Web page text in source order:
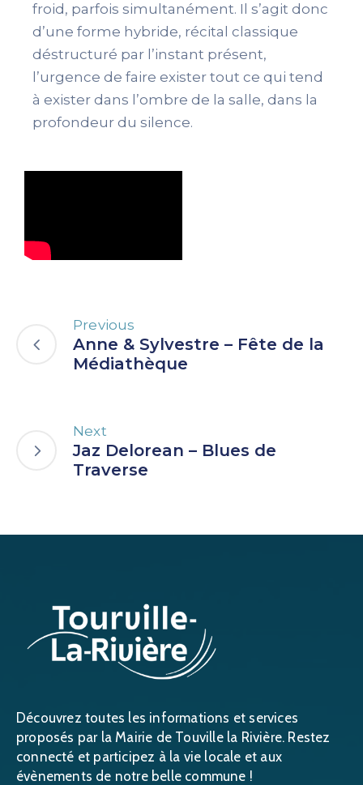
froid, parfois simultanément. Il s’agit donc
d’une forme hybride, récital classique
déstructuré par l’instant présent,
l’urgence de faire exister tout ce qui tend
à exister dans l’ombre de la salle, dans la
profondeur du silence.
Previous
Anne & Sylvestre – Fête de la
Médiathèque
Next
Jaz Delorean – Blues de
Traverse
Découvrez toutes les informations et services
proposés par la Mairie de Touville la Rivière. Restez
connecté et participez à la vie locale et aux
évènements de notre belle commune !